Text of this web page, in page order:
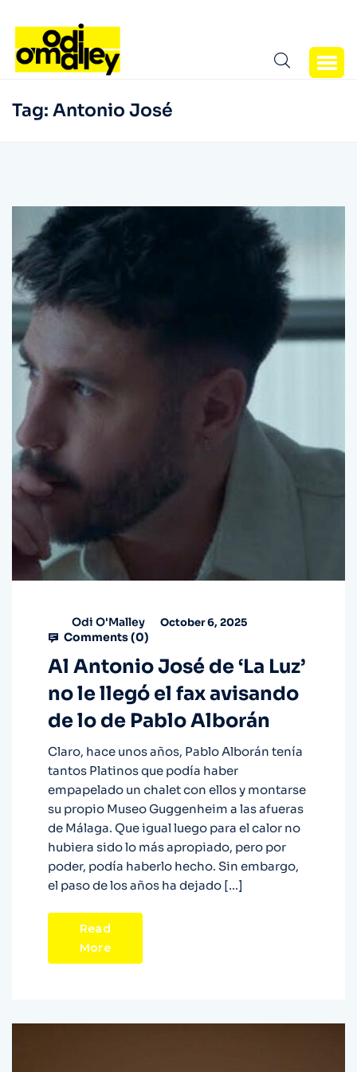
Tag: Antonio José
Odi O'Malley October 6, 2025
Comments (0)
Al Antonio José de ‘La Luz’
no le llegó el fax avisando
de lo de Pablo Alborán
Claro, hace unos años, Pablo Alborán tenía
tantos Platinos que podía haber
empapelado un chalet con ellos y montarse
su propio Museo Guggenheim a las afueras
de Málaga. Que igual luego para el calor no
hubiera sido lo más apropiado, pero por
poder, podía haberlo hecho. Sin embargo,
el paso de los años ha dejado […]
Read
More